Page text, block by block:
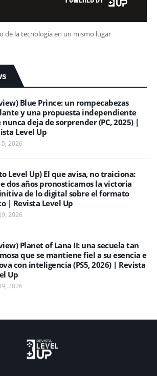
de la tecnología en un mismo lugar
Blue Prince: un rompecabezas
y una propuesta independiente
nunca deja de sorprender (PC, 2025) |
Level Up
2026
Level Up) El que avisa, no traiciona:
dos años pronosticamos la victoria
de lo digital sobre el formato
| Revista Level Up
2026
Planet of Lana II: una secuela tan
que se mantiene fiel a su esencia e
con inteligencia (PS5, 2026) | Revista
Up
2026